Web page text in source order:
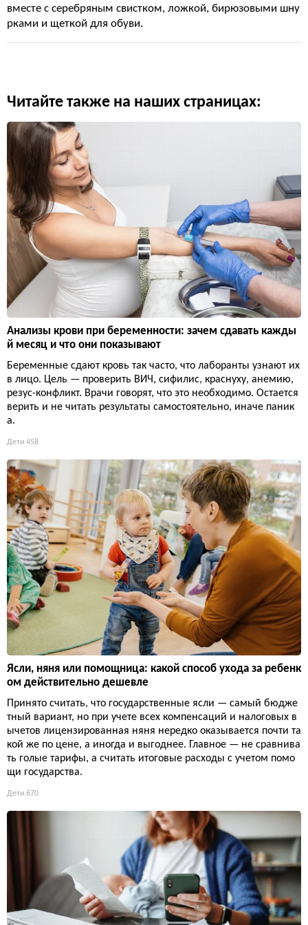
вместе с серебряным свистком, ложкой, бирюзовыми шну
рками и щеткой для обуви.
Читайте также на наших страницах:
Анализы крови при беременности: зачем сдавать кажды
й месяц и что они показывают
Беременные сдают кровь так часто, что лаборанты узнают их
в лицо. Цель — проверить ВИЧ, сифилис, краснуху, анемию,
резус-конфликт. Врачи говорят, что это необходимо. Остается
верить и не читать результаты самостоятельно, иначе паник
а.
Дети 458
Ясли, няня или помощница: какой способ ухода за ребенк
ом действительно дешевле
Принято считать, что государственные ясли — самый бюдже
тный вариант, но при учете всех компенсаций и налоговых в
ычетов лицензированная няня нередко оказывается почти та
кой же по цене, а иногда и выгоднее. Главное — не сравнива
ть голые тарифы, а считать итоговые расходы с учетом помо
щи государства.
Дети 670